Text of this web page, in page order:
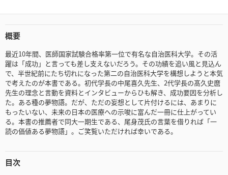
概要
最近10年間、医師国家試験合格率第一位で有名な自治医科大学。その活
躍は「成功」と言っても差し支えないだろう。その功績を追い風と見込ん
で、半世紀前にたち切れになった第二の自治医科大学を構想しようと本気
で考えたのが本書である。初代学長の中尾喜久先生、2代学長の髙久史麿
先生の理念と言動を資料とインタビューからひも解き、成功要因を分析し
た。ある種の夢物語。だが、ただの妄想として片付けるには、あまりに
もったいない、未来の日本の医療への示唆に富んだ一冊に仕上がってい
る。本書の推薦者で同大一期生である、尾身茂氏の言葉を借りれば「一
読の価値ある夢物語」。ご笑覧いただければ幸いである。
目次